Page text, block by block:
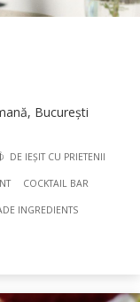
București
DE IEȘIT CU PRIETENII
COCKTAIL BAR
INGREDIENTS